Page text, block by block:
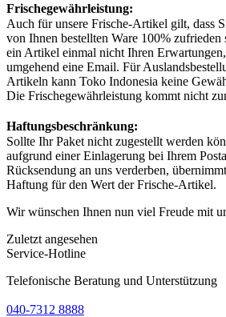
Frischegewährleistung:
Auch für unsere Frische-Artikel gilt, dass
von Ihnen bestellten Ware 100% zufrieden
ein Artikel einmal nicht Ihren
umgehend eine Email. Für
Artikeln kann Toko Indonesia keine
Die Frischegewährleistung kommt nicht
Haftungsbeschränkung:
Sollte Ihr Paket nicht zugestellt werden
aufgrund einer Einlagerung bei Ihrem
Rücksendung an uns verderben,
Haftung für den Wert der Frische-Artikel.
Wir wünschen Ihnen nun viel Freude mit
Zuletzt angesehen
Service-Hotline
Telefonische Beratung und Unterstützung
040-7312 8888